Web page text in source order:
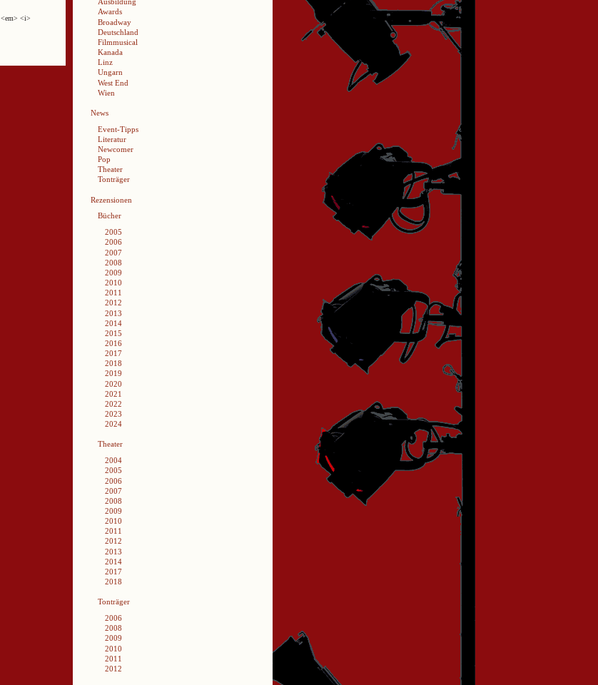
<i>
Awards
Broadway
Deutschland
Filmmusical
Kanada
Linz
Ungarn
West End
Wien
News
Event-Tipps
Literatur
Newcomer
Pop
Theater
Tonträger
Rezensionen
Bücher
2005
2006
2007
2008
2009
2010
2011
2012
2013
2014
2015
2016
2017
2018
2019
2020
2021
2022
2023
2024
Theater
2004
2005
2006
2007
2008
2009
2010
2011
2012
2013
2014
2017
2018
Tonträger
2006
2008
2009
2010
2011
2012